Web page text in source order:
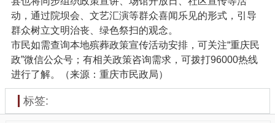
动，通过院坝会、文艺汇演等群众喜闻乐见的形式，引导
群众树立文明治丧、绿色祭扫的观念。
市民如需查询本地殡葬政策宣传活动安排，可关注“重庆民
政”微信公众号；有相关政策咨询需求，可拨打96000热线
进行了解。（来源：重庆市民政局）
标签: